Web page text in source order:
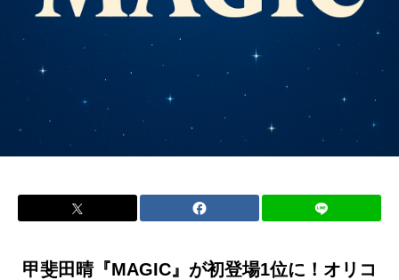
甲斐田晴『MAGIC』が初登場1位に！オリコ